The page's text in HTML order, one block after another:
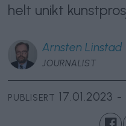
helt unikt
Arnsten Linstad
JOURNALIST
PUBLISERT 17.01.2023 -